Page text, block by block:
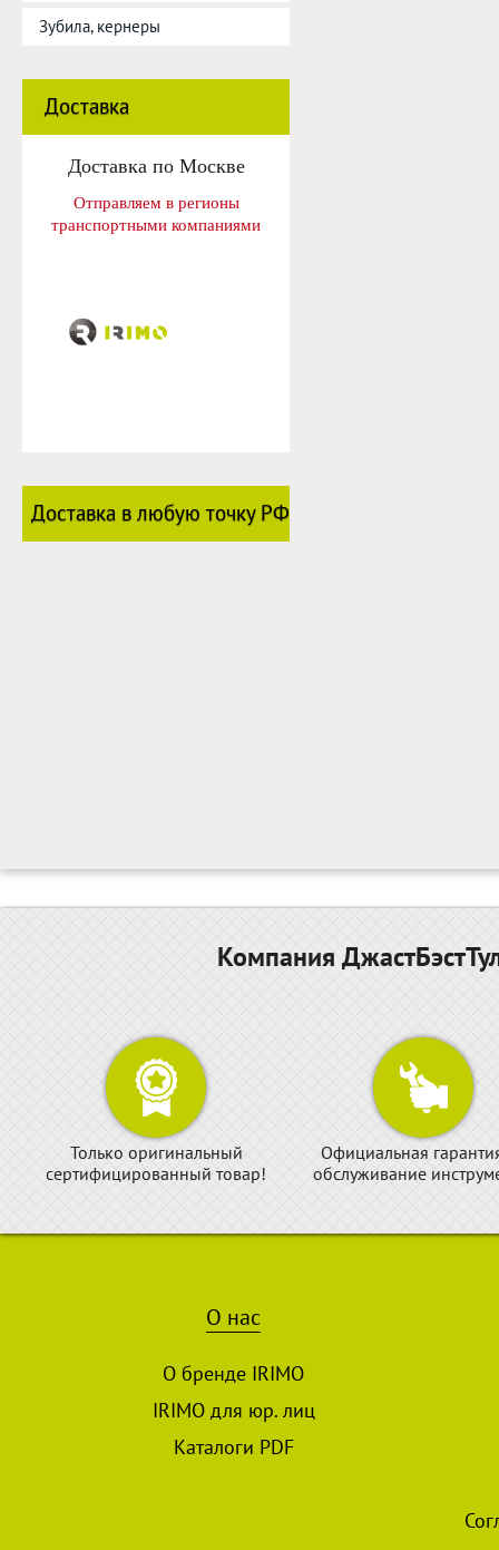
Зубила, кернеры
Доставка
Доставка по Москве
Отправляем в регионы
транспортными компаниями
Доставка в любую точку РФ
Компания
Только оригинальный
сертифицированный товар!
Официальная
обслуживание
О нас
О бренде IRIMO
IRIMO для юр. лиц
Каталоги PDF